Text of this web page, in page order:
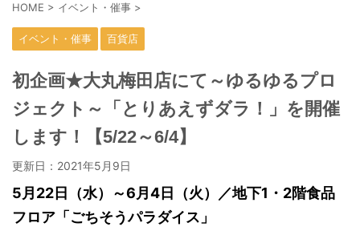
HOME > イベント・催事 >
イベント・催事 百貨店
初企画★大丸梅田店にて～ゆるゆるプロ
ジェクト～「とりあえずダラ！」を開催
します！【5/22～6/4】
更新日： 2021年5月9日
5月22日（水）～6月4日（火）／地下1・2階食品
フロア「ごちそうパラダイス」